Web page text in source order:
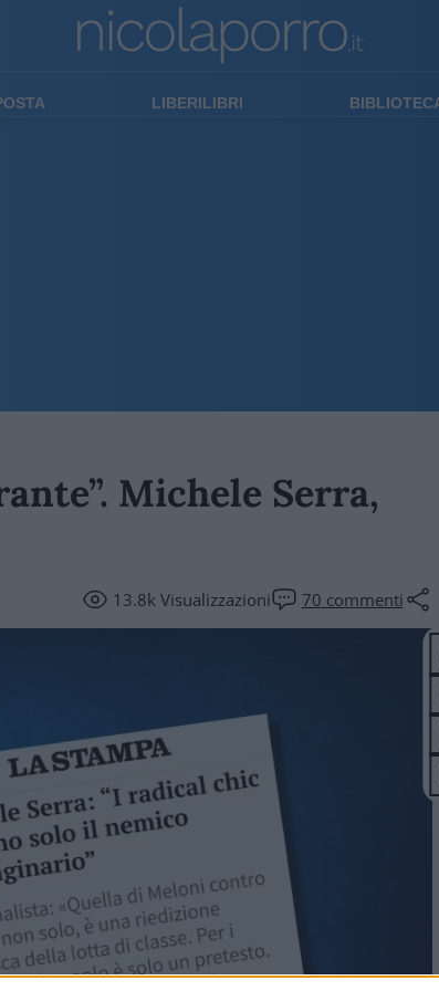
LIBERILIBRI
Michele Serra,
13.8kVisualizzazioni 70 commenti